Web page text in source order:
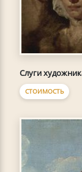
Слуги
СТОИМОСТЬ